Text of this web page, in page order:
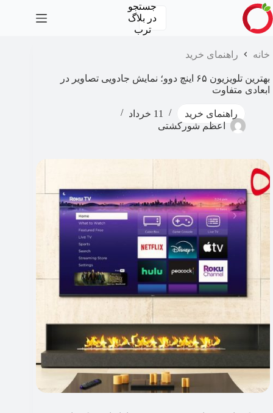
پرش
به
محتوا
جستجو
در بلاگ
ترب
خانه راهنمای خرید
بهترین تلویزیون ۶۵ اینچ دوو؛ نمایش جادویی تصاویر در
ابعادی متفاوت
راهنمای خرید
11 خرداد
اعظم شورکشتی